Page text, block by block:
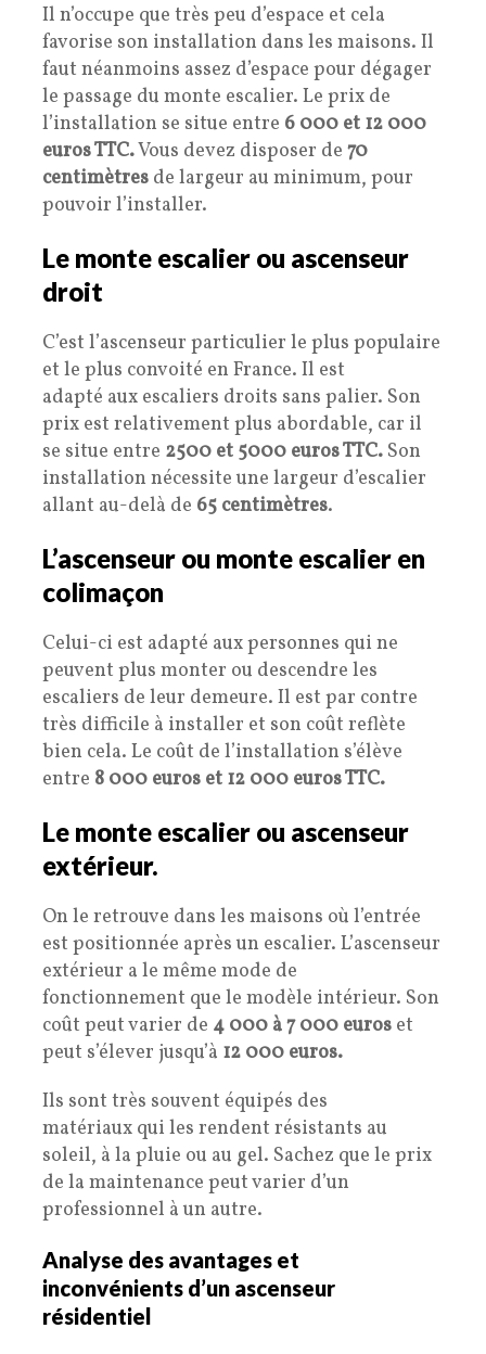
Il n’occupe que très peu d’espace et cela
favorise son installation dans les maisons. Il
faut néanmoins assez d’espace pour dégager
le passage du monte escalier. Le prix de
l’installation se situe entre 6 000 et 12 000
euros TTC.Vous devez disposer de 70
centimètres de largeur au minimum, pour
pouvoir l’installer.
Le monte escalier ou ascenseur
droit
C’est l’ascenseur particulier le plus populaire
et le plus convoité en France. Il est
adapté aux escaliers droits sans palier. Son
prix est relativement plus abordable, car il
se situe entre 2500 et 5000 euros TTC. Son
installation nécessite une largeur d’escalier
allant au-delà de 65 centimètres.
L’ascenseur ou monte escalier en
colimaçon
Celui-ci est adapté aux personnes qui ne
peuvent plus monter ou descendre les
escaliers de leur demeure. Il est par contre
très difficile à installer et son coût reflète
bien cela. Le coût de l’installation s’élève
entre 8 000 euros et 12 000 euros TTC.
Le monte escalier ou ascenseur
extérieur.
On le retrouve dans les maisons où l’entrée
est positionnée après un escalier. L’ascenseur
extérieur a le même mode de
fonctionnement que le modèle intérieur. Son
coût peut varier de 4 000 à 7 000 euros et
peut s’élever jusqu’à 12 000 euros.
Ils sont très souvent équipés des
matériaux qui les rendent résistants au
soleil, à la pluie ou au gel. Sachez que le prix
de la maintenance peut varier d’un
professionnel à un autre.
Analyse des avantages et
inconvénients d’un ascenseur
résidentiel